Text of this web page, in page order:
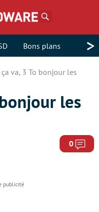
Bons plans >
ça va, 3 To bonjour les
les
0